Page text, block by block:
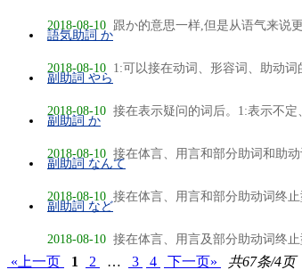
2018-08-10 跟か的意思一样,但是从语气来说
語気助詞 か
2018-08-10 1:可以接在动词、形容词、助动词
副助詞 やら
2018-08-10 接在表示疑问的词后。1:表示不
副助詞 か
2018-08-10 接在体言、用言和部分助词和助
副助詞 なんて
2018-08-10 接在体言、用言和部分助动词终
副助詞 など
2018-08-10 接在体言、用言及部分助动词终
«上一页 1 2 … 3 4 下一页» 共67条/4页